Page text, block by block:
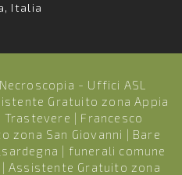
Italia
- Uffici ASL
Gratuito zona Appia
| Francesco
zona San Giovanni | Bare
| funerali comune
|Assistente Gratuito zona